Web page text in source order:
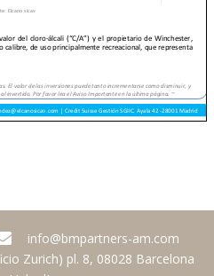
info@bmpartners-am.com
Zurich) pl. 8, 08028 Barcelona